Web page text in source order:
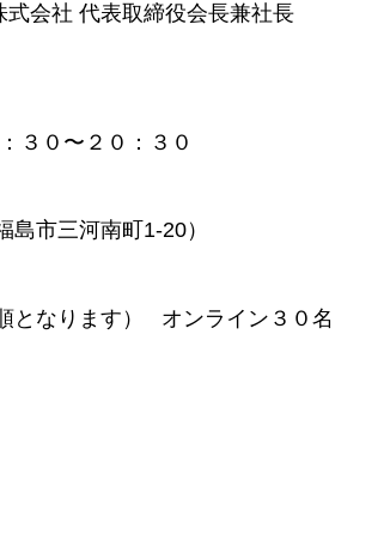
会社 代表取締役会長兼社長
３０〜２０：３０
市三河南町1-20）
となります） オンライン３０名